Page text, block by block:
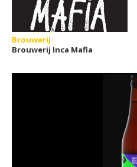
Brouwerij
Brouwerij Inca Mafia